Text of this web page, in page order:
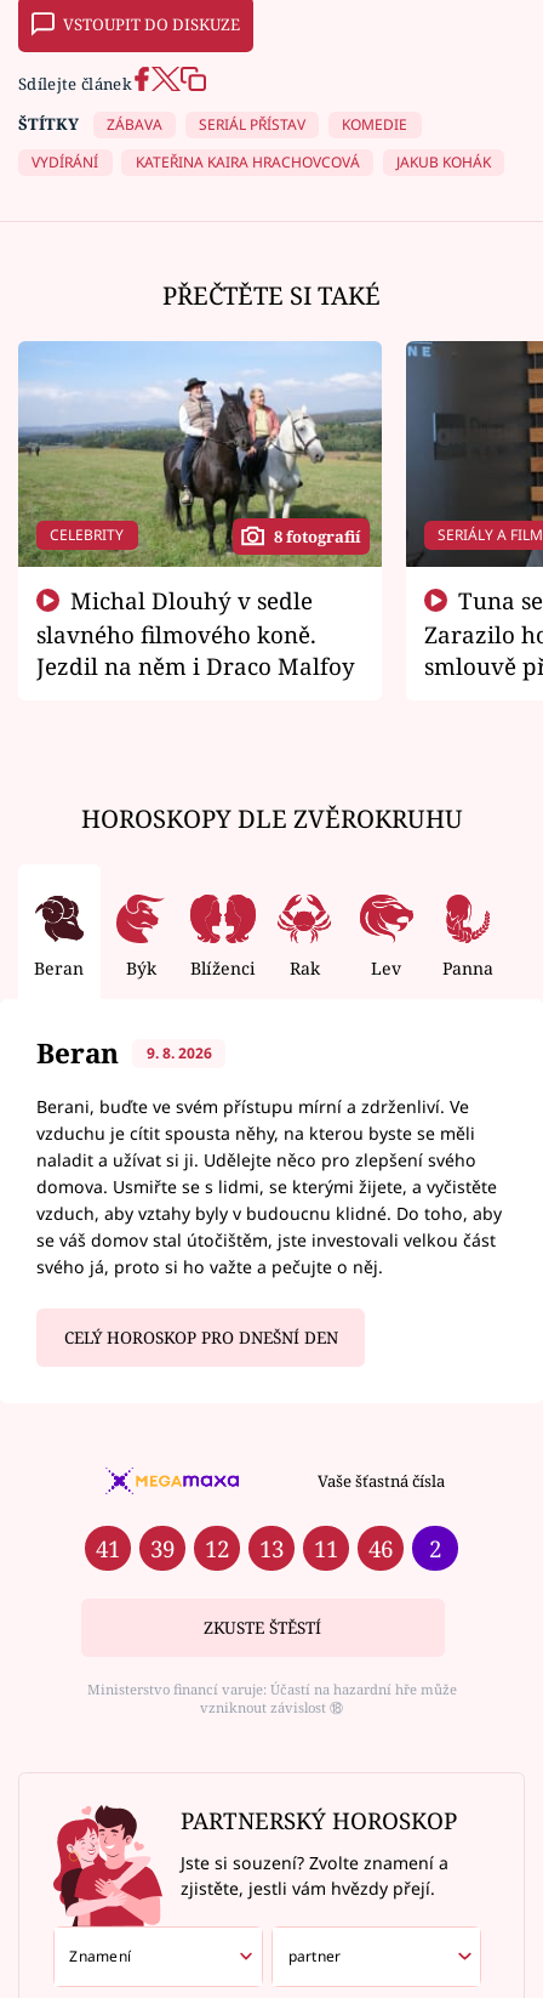
VSTOUPIT DO DISKUZE
Sdílejte článek
ŠTÍTKY
ZÁBAVA SERIÁL PŘÍSTAV
KOMEDIE
VYDÍRÁNÍ
KATEŘINA KAIRA HRACHOVCOVÁ JAKUB KOHÁK
PŘEČTĚTE SI TAKÉ
CELEBRITY 8 fotografií
slavného filmového koně.
Jezdil na něm i Draco Malfoy
SERIÁLY A
Zarazilo
smlouvě
HOROSKOPY DLE ZVĚROKRUHU
Beran Býk Blíženci Rak Lev Panna
Beran 9. 8. 2026
Berani, buďte ve svém přístupu mírní a zdrženliví. Ve
vzduchu je cítit spousta něhy, na kterou byste se měli
naladit a užívat si ji. Udělejte něco pro zlepšení svého
domova. Usmiřte se s lidmi, se kterými žijete, a vyčistěte
vzduch, aby vztahy byly v budoucnu klidné. Do toho, aby
se váš domov stal útočištěm, jste investovali velkou část
svého já, proto si ho važte a pečujte o něj.
CELÝ HOROSKOP PRO DNEŠNÍ DEN
Vaše šťastná čísla
41 39 12 13 11 46 2
ZKUSTE ŠTĚSTÍ
Ministerstvo financí varuje: Účastí na hazardní hře může
vzniknout závislost ⑱
PARTNERSKÝ HOROSKOP
Jste si souzení? Zvolte znamení a
zjistěte, jestli vám hvězdy přejí.